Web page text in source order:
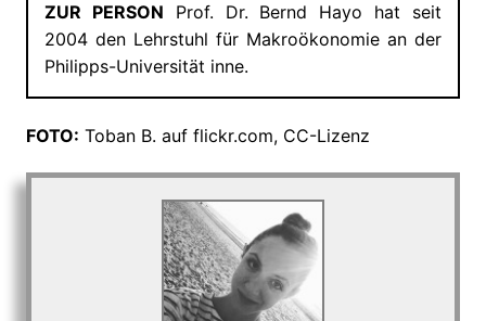
ZUR PERSON Prof. Dr. Bernd Hayo hat seit
2004 den Lehrstuhl für Makroökonomie an der
Philipps-Universität inne.
FOTO: Toban B. auf flickr.com, CC-Lizenz